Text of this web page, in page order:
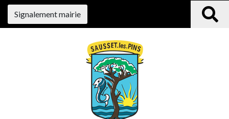
Signalement mairie